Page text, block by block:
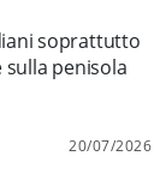
soprattutto
penisola
20/07/2026